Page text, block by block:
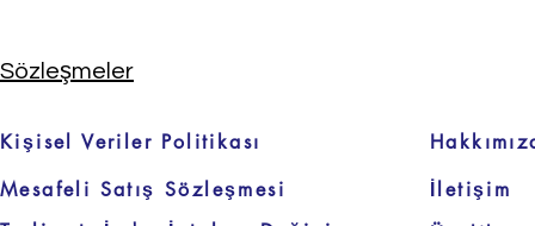
Sözleşmeler
Kişisel Veriler Politikası
Mesafeli Satış Sözleşmesi
İletişim